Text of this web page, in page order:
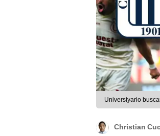
Universiyario
Christian